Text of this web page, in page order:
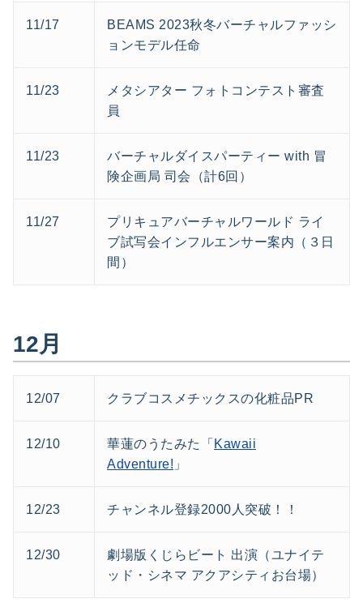
11/17
BEAMS 2023秋冬バーチャルファッシ
ョンモデル任命
11/23
メタシアター フォトコンテスト審査
員
11/23
バーチャルダイスパーティー with 冒
険企画局 司会（計6回）
11/27
プリキュアバーチャルワールド ライ
ブ試写会インフルエンサー案内（３日
間）
12月
12/07 クラブコスメチックスの化粧品PR
12/10 華蓮のうたみた「 Kawaii
Adventure! 」
12/23 チャンネル登録2000人突破！！
12/30
劇場版くじらビート 出演（ユナイテ
ッド・シネマ アクアシティお台場）